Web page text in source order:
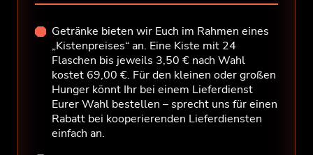
Getränke bieten wir Euch im Rahmen eines
„Kistenpreises“ an. Eine Kiste mit 24
Flaschen bis jeweils 3,50 € nach Wahl
kostet 69,00 €. Für den kleinen oder großen
Hunger könnt Ihr bei einem Lieferdienst
Eurer Wahl bestellen – sprecht uns für einen
Rabatt bei kooperierenden Lieferdiensten
einfach an.